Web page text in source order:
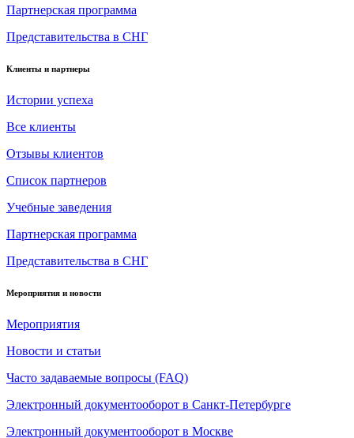
Партнерская программа
Представительства в СНГ
Клиенты и партнеры
Истории успеха
Все клиенты
Отзывы клиентов
Список партнеров
Учебные заведения
Партнерская программа
Представительства в СНГ
Мероприятия и новости
Мероприятия
Новости и статьи
Часто задаваемые вопросы (FAQ)
Электронный документооборот в Санкт-Петербурге
Электронный документооборот в Москве